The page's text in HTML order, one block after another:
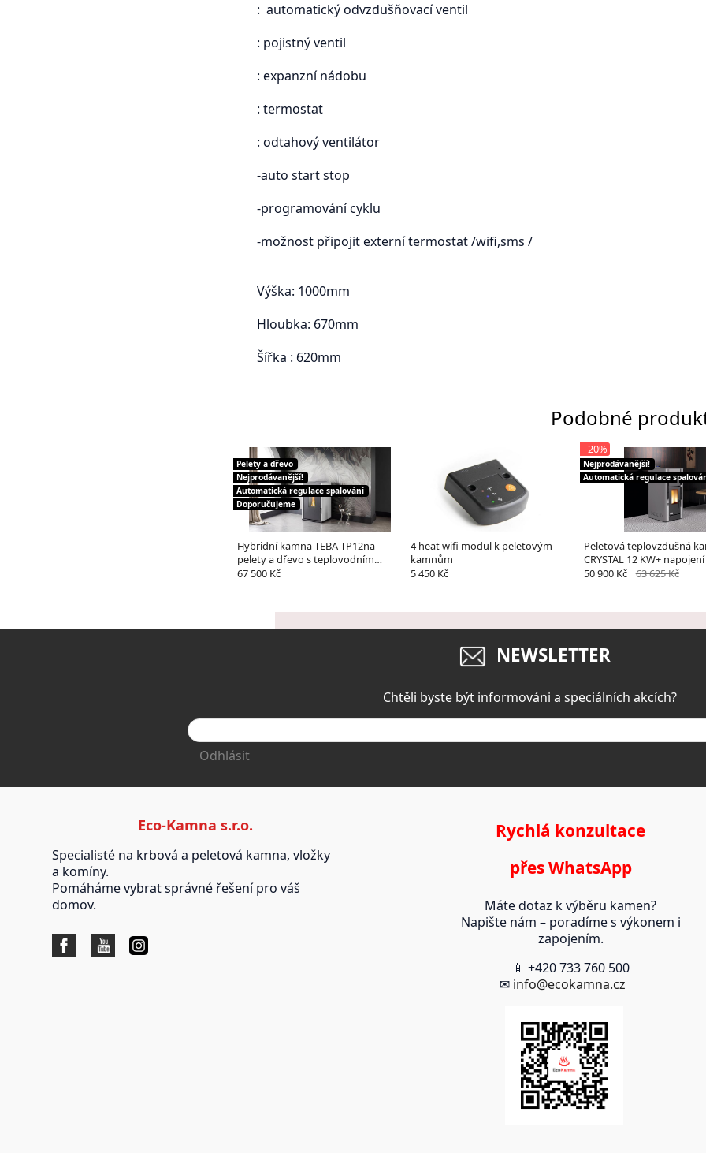
: automatický odvzdušňovací ventil
: pojistný ventil
: expanzní nádobu
: termostat
: odtahový ventilátor
-auto start stop
-programování cyklu
-možnost připojit externí termostat /wifi,sms /
Výška: 1000mm
Hloubka: 670mm
Šířka : 620mm
Podobné
Hybridní kamna TEBA TP12na
pelety a dřevo s teplovodním
výměníkem
Pelety a dřevo
Nejprodávanější!
Automatická regulace spalování
Doporučujeme
67 500 Kč
4 heat wifi modul k peletovým
kamnům
5 450 Kč
Peletová teplovzdušná
CRYSTAL 12 KW+
vzduchu
Nejprodávanější!
Automatická regulace
- 20%
50 900 Kč 63 625 Kč
NEWSLETTER
Chtěli byste být informováni a speciálních akcích?
Odhlásit
Eco-Kamna s.r.o.
Specialisté na krbová a peletová kamna, vložky
a komíny.
Pomáháme vybrat správné řešení pro váš
domov.
Rychlá konzultace
přes WhatsApp
Máte dotaz k výběru kamen?
Napište nám – poradíme s výkonem i
zapojením.
📱 +420 733 760 500
✉ info@ecokamna.cz